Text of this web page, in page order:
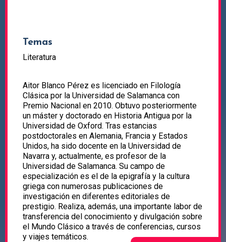
Temas
Literatura
Aitor Blanco Pérez es licenciado en Filología
Clásica por la Universidad de Salamanca con
Premio Nacional en 2010. Obtuvo posteriormente
un máster y doctorado en Historia Antigua por la
Universidad de Oxford. Tras estancias
postdoctorales en Alemania, Francia y Estados
Unidos, ha sido docente en la Universidad de
Navarra y, actualmente, es profesor de la
Universidad de Salamanca. Su campo de
especialización es el de la epigrafía y la cultura
griega con numerosas publicaciones de
investigación en diferentes editoriales de
prestigio. Realiza, además, una importante labor de
transferencia del conocimiento y divulgación sobre
el Mundo Clásico a través de conferencias, cursos
y viajes temáticos.